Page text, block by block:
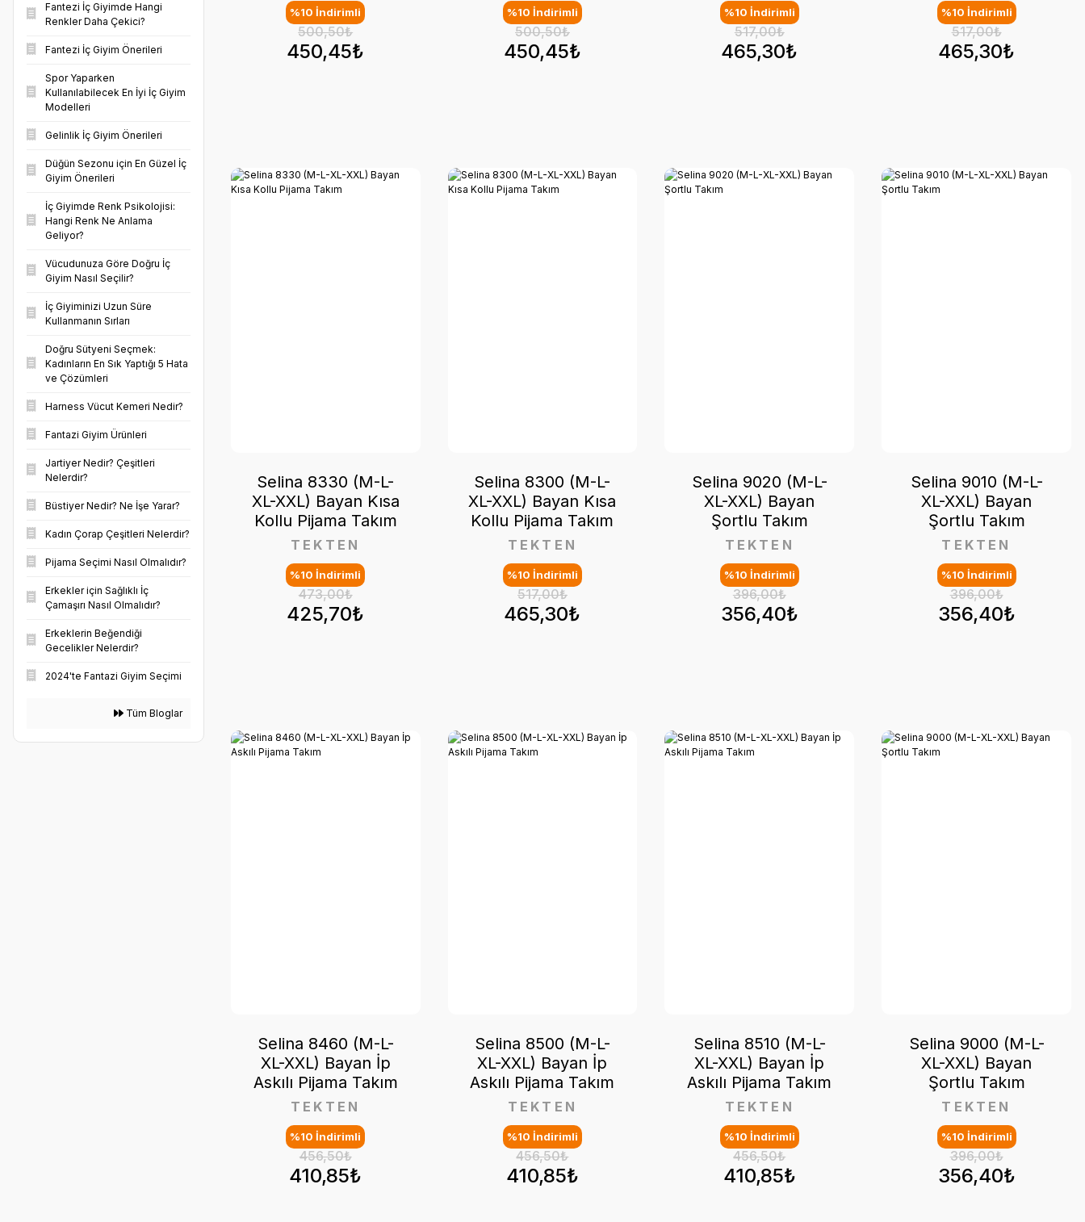
Fantezi İç Giyimde Hangi
Renkler Daha Çekici?
Fantezi İç Giyim Önerileri
Spor Yaparken
Kullanılabilecek En İyi İç Giyim
Modelleri
Gelinlik İç Giyim Önerileri
Düğün Sezonu için En Güzel İç
Giyim Önerileri
İç Giyimde Renk Psikolojisi:
Hangi Renk Ne Anlama
Geliyor?
Vücudunuza Göre Doğru İç
Giyim Nasıl Seçilir?
İç Giyiminizi Uzun Süre
Kullanmanın Sırları
Doğru Sütyeni Seçmek:
Kadınların En Sık Yaptığı 5 Hata
ve Çözümleri
Harness Vücut Kemeri Nedir?
Fantazi Giyim Ürünleri
Jartiyer Nedir? Çeşitleri
Nelerdir?
Büstiyer Nedir? Ne İşe Yarar?
Kadın Çorap Çeşitleri Nelerdir?
Pijama Seçimi Nasıl Olmalıdır?
Erkekler için Sağlıklı İç
Çamaşırı Nasıl Olmalıdır?
Erkeklerin Beğendiği
Gecelikler Nelerdir?
2024'te Fantazi Giyim Seçimi
Tüm Bloglar
450,45₺
500,50₺
%10 İndirimli
450,45₺
500,50₺
%10 İndirimli
465,30₺
517,00₺
%10 İndirimli
465,30₺
517,00₺
%10 İndirimli
425,70₺
473,00₺
%10 İndirimli
TEKTEN
Selina 8330 (M-L-
XL-XXL) Bayan Kısa
Kollu Pijama Takım
465,30₺
517,00₺
%10 İndirimli
TEKTEN
Selina 8300 (M-L-
XL-XXL) Bayan Kısa
Kollu Pijama Takım
356,40₺
396,00₺
%10 İndirimli
TEKTEN
Selina 9020 (M-L-
XL-XXL) Bayan
Şortlu Takım
356,40₺
396,00₺
%10 İndirimli
TEKTEN
Selina 9010 (M-L-
XL-XXL) Bayan
Şortlu Takım
410,85₺
456,50₺
%10 İndirimli
TEKTEN
Selina 8460 (M-L-
XL-XXL) Bayan İp
Askılı Pijama Takım
410,85₺
456,50₺
%10 İndirimli
TEKTEN
Selina 8500 (M-L-
XL-XXL) Bayan İp
Askılı Pijama Takım
410,85₺
456,50₺
%10 İndirimli
TEKTEN
Selina 8510 (M-L-
XL-XXL) Bayan İp
Askılı Pijama Takım
356,40₺
396,00₺
%10 İndirimli
TEKTEN
Selina 9000 (M-L-
XL-XXL) Bayan
Şortlu Takım